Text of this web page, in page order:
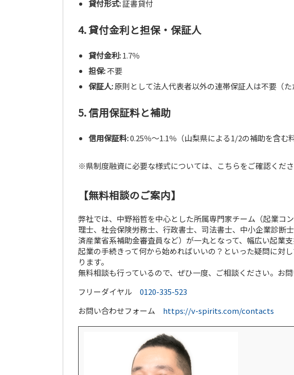
貸付形式:証書貸付
4. 貸付金利と担保・保証人
貸付金利:1.7％
担保:不要
保証人:原則として法人代表者以外の連帯保証人は不要（た
5. 信用保証料と補助
信用保証料:0.25％〜1.1％（山梨県による1/2の補助を含む料
※県制度融資に必要な様式については、こちらをご確認くださ
【無料相談のご案内】
弊社では、中野裕哲を中心とした所属専門家チーム（起業コ
理士、社会保険労務士、行政書士、司法書士、中小企業診断
済産業省系補助金審査員など）が一丸となって、幅広い起業
起業の手続きって何から始めればいいの？といった疑問に対
ります。
無料相談も行っているので、ぜひ一度、ご相談ください。お
フリーダイヤル 0120-335-523
お問い合わせフォーム https://v-spirits.com/contacts